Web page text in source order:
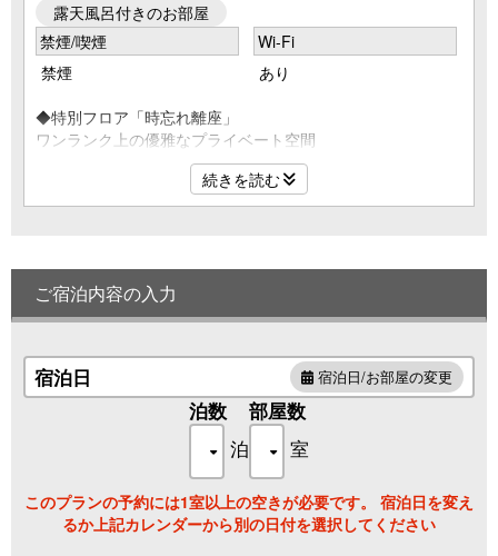
露天風呂付きのお部屋
禁煙/喫煙
禁煙
Wi-Fi
あり
◆特別フロア「時忘れ離座」
ワンランク上の優雅なプライベート空間
露天風呂付客室（和室12.5畳）
客室露天【陶器風呂】循環形式の温泉
・チェックイン14時～／チェックアウト～11時
・女性の方には「巾着」をお好きな柄をチョイス☆
・女性の方には「選べる色浴衣貸出し」をサービス☆
◆ご宿泊の全てのお客様が対象
・温泉たまご作りの無料体験（15:00～19:00）
・ドリンクの無料サービス（7:00～10:00、14:00～18:00）
※1階の喫茶コーナーにてセルフサービス
～珈琲、カフェオレ、紅茶、ミルクティー、ココア、ソフト
～食事前、出発前にゆったりしたひと時をお過ごしください
ませ♪～
続きを読む
ご宿泊内容の入力
宿泊日 宿泊日/お部屋の変更
泊数
泊
部屋数
室
このプランの予約には1室以上の空きが必要です。 宿泊日を変え
るか上記カレンダーから別の日付を選択してください